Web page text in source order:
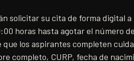
solicitar su cita de forma digital
horas hasta agotar el número
los aspirantes completen
completo, CURP, fecha de